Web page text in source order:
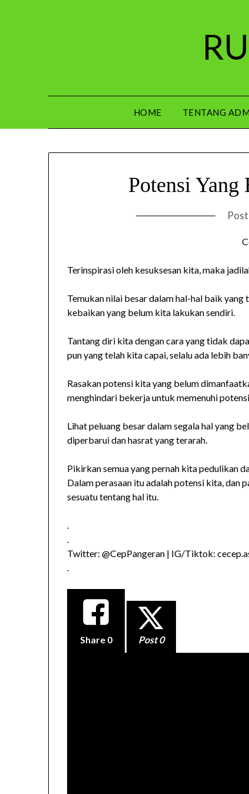
HOME TENTANG
Potensi
Terinspirasi oleh kesuksesan kita, maka
Temukan nilai besar dalam hal-hal baik
kebaikan yang belum kita lakukan sendiri.
Tantang diri kita dengan cara yang tidak
pun yang telah kita capai, selalu ada lebih
Rasakan potensi kita yang belum
menghindari bekerja untuk memenuhi
Lihat peluang besar dalam segala hal yang
diperbarui dan hasrat yang terarah.
Pikirkan semua yang pernah kita pedulikan
Dalam perasaan itu adalah potensi kita, dan
sesuatu tentang hal itu.
.
.
Twitter: @CepPangeran | IG/Tiktok:
.
Share 0 Post 0